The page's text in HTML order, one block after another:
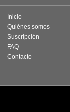
Inicio
Quiénes somos
Suscripción
FAQ
Contacto